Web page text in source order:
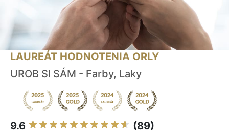
LAUREÁT HODNOTENIA ORLY
UROB SI SÁM - Farby, Laky
9.6 (89)